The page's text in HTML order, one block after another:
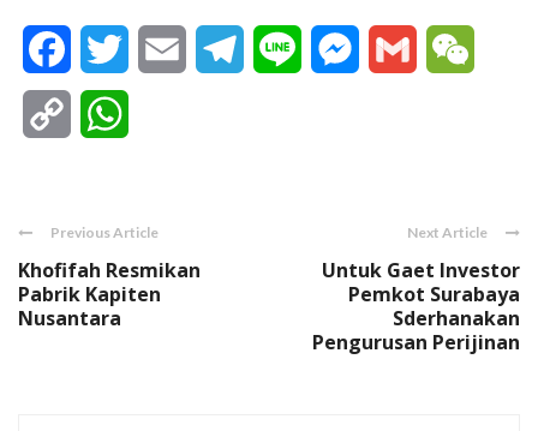
FacebookTwitter Email Telegram
Line Messenger
Gmail
Copy
Previous Article
Khofifah Resmikan
Pabrik Kapiten
Nusantara
Next Article
Untuk Gaet Investor
Pemkot Surabaya
Sderhanakan
Pengurusan Perijinan